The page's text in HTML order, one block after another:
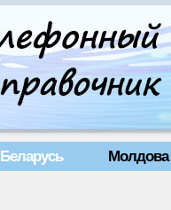
Беларусь Молдова